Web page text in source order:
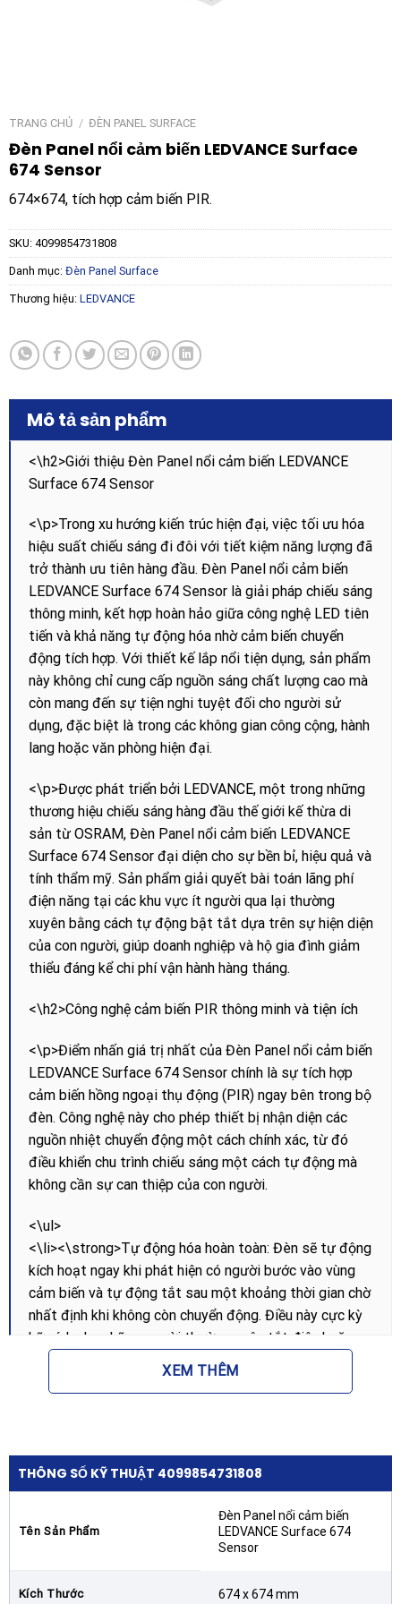
TRANG CHỦ / ĐÈN PANEL SURFACE
Đèn Panel nổi cảm biến LEDVANCE Surface
674 Sensor
674×674, tích hợp cảm biến PIR.
SKU: 4099854731808
Danh mục: Đèn Panel Surface
Thương hiệu: LEDVANCE
Mô tả sản phẩm
<\h2>Giới thiệu Đèn Panel nổi cảm biến LEDVANCE
Surface 674 Sensor
<\p>Trong xu hướng kiến trúc hiện đại, việc tối ưu hóa
hiệu suất chiếu sáng đi đôi với tiết kiệm năng lượng đã
trở thành ưu tiên hàng đầu. Đèn Panel nổi cảm biến
LEDVANCE Surface 674 Sensor là giải pháp chiếu sáng
thông minh, kết hợp hoàn hảo giữa công nghệ LED tiên
tiến và khả năng tự động hóa nhờ cảm biến chuyển
động tích hợp. Với thiết kế lắp nổi tiện dụng, sản phẩm
này không chỉ cung cấp nguồn sáng chất lượng cao mà
còn mang đến sự tiện nghi tuyệt đối cho người sử
dụng, đặc biệt là trong các không gian công cộng, hành
lang hoặc văn phòng hiện đại.
<\p>Được phát triển bởi LEDVANCE, một trong những
thương hiệu chiếu sáng hàng đầu thế giới kế thừa di
sản từ OSRAM, Đèn Panel nổi cảm biến LEDVANCE
Surface 674 Sensor đại diện cho sự bền bỉ, hiệu quả và
tính thẩm mỹ. Sản phẩm giải quyết bài toán lãng phí
điện năng tại các khu vực ít người qua lại thường
xuyên bằng cách tự động bật tắt dựa trên sự hiện diện
của con người, giúp doanh nghiệp và hộ gia đình giảm
thiểu đáng kể chi phí vận hành hàng tháng.
<\h2>Công nghệ cảm biến PIR thông minh và tiện ích
<\p>Điểm nhấn giá trị nhất của Đèn Panel nổi cảm biến
LEDVANCE Surface 674 Sensor chính là sự tích hợp
cảm biến hồng ngoại thụ động (PIR) ngay bên trong bộ
đèn. Công nghệ này cho phép thiết bị nhận diện các
nguồn nhiệt chuyển động một cách chính xác, từ đó
điều khiển chu trình chiếu sáng một cách tự động mà
không cần sự can thiệp của con người.
<\ul>
<\li><\strong>Tự động hóa hoàn toàn: Đèn sẽ tự động
kích hoạt ngay khi phát hiện có người bước vào vùng
cảm biến và tự động tắt sau một khoảng thời gian chờ
nhất định khi không còn chuyển động. Điều này cực kỳ
hữu ích cho những người thường quên tắt điện hoặc
tại các khu vực cần chiếu sáng tức thì khi có người
cảm biến LEDVANCE Surface 674 Sensor giúp cắt
giảm lượng điện tiêu thụ dư thừa, kéo dài tuổi thọ của
chip LED và giảm nhiệt lượng tỏa ra môi trường xung
quanh.
của LEDVANCE được tinh chỉnh để hoạt động ổn định
XEM THÊM
THÔNG SỐ KỸ THUẬT 4099854731808
Tên Sản Phẩm
Đèn Panel nổi cảm biến
LEDVANCE Surface 674
Sensor
Kích Thước 674 x 674 mm